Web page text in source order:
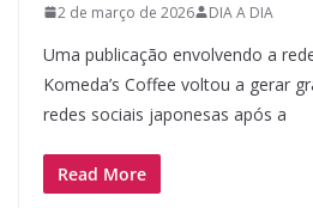
2 de março de 2026 DIA A DIA
Uma publicação envolvendo a
Komeda’s Coffee voltou a gerar
redes sociais japonesas após a
Read More